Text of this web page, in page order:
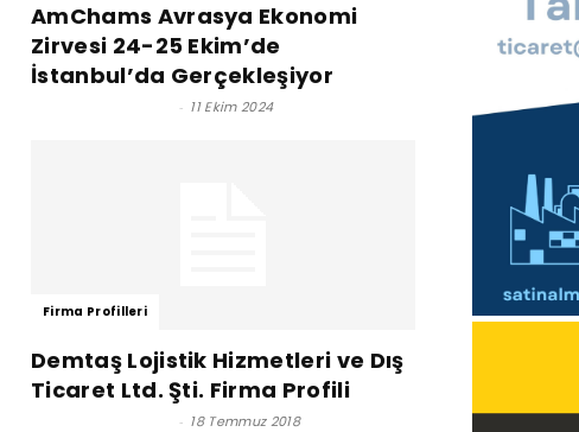
AmChams Avrasya Ekonomi
Zirvesi 24-25 Ekim’de
İstanbul’da Gerçekleşiyor
- 11 Ekim 2024
Firma Profilleri
Demtaş Lojistik Hizmetleri ve Dış
Ticaret Ltd. Şti. Firma Profili
- 18 Temmuz 2018